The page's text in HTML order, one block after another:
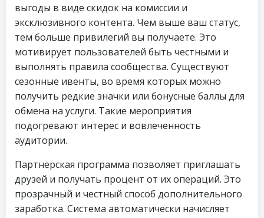
выгоды в виде скидок на комиссии и
эксклюзивного контента. Чем выше ваш статус,
тем больше привилегий вы получаете. Это
мотивирует пользователей быть честными и
выполнять правила сообщества. Существуют
сезонные ивенты, во время которых можно
получить редкие значки или бонусные баллы для
обмена на услуги. Такие мероприятия
подогревают интерес и вовлеченность
аудитории.
Партнерская программа позволяет приглашать
друзей и получать процент от их операций. Это
прозрачный и честный способ дополнительного
заработка. Система автоматически начисляет